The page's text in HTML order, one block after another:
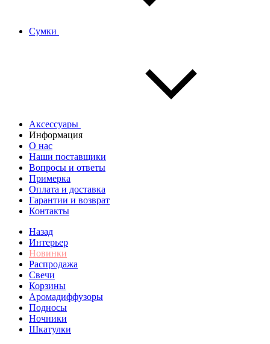
Сумки
Аксессуары
Информация
О нас
Наши поставщики
Вопросы и ответы
Примерка
Оплата и доставка
Гарантии и возврат
Контакты
Назад
Интерьер
Новинки
Распродажа
Свечи
Корзины
Аромадиффузоры
Подносы
Ночники
Шкатулки